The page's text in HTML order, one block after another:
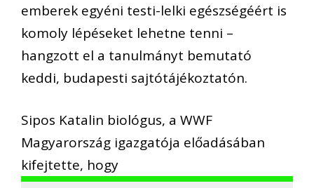
emberek egyéni testi-lelki egészségéért is
komoly lépéseket lehetne tenni –
hangzott el a tanulmányt bemutató
keddi, budapesti sajtótájékoztatón.
Sipos Katalin biológus, a WWF
Magyarország igazgatója előadásában
kifejtette, hogy